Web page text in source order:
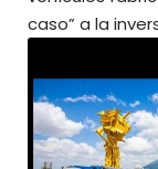
caso” a la